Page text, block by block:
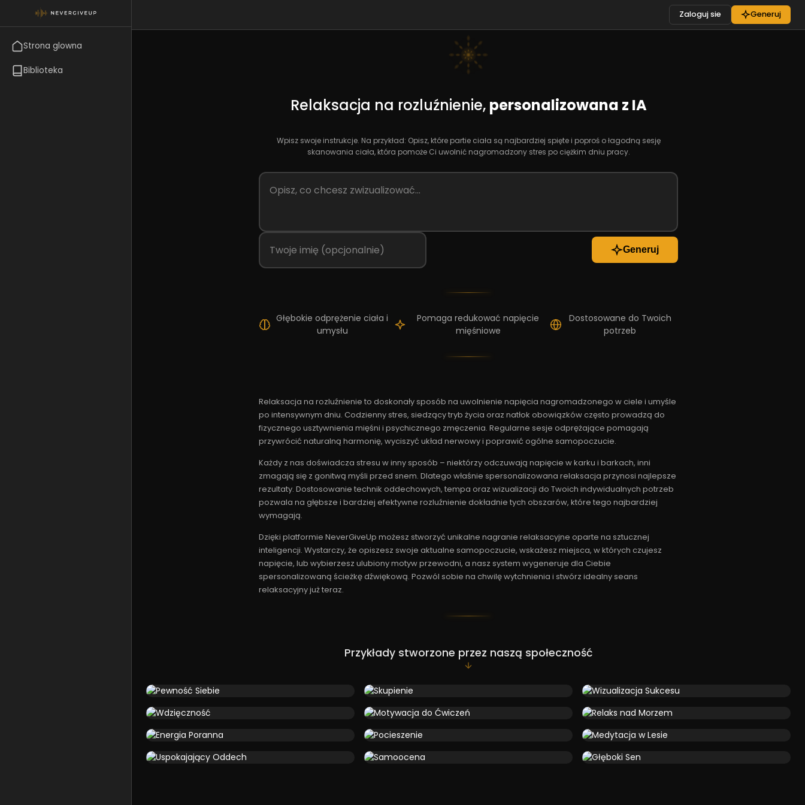
Strona glowna
Biblioteka
Zaloguj sie Generuj
Relaksacja na rozluźnienie, personalizowana z IA
Wpisz swoje instrukcje. Na przykład: Opisz, które partie ciała są najbardziej spięte i poproś o łagodną sesję
skanowania ciała, która pomoże Ci uwolnić nagromadzony stres po ciężkim dniu pracy.
Generuj
Głębokie odprężenie ciała i
umysłu
Pomaga redukować napięcie
mięśniowe
Dostosowane do Twoich
potrzeb
Relaksacja na rozluźnienie to doskonały sposób na uwolnienie napięcia nagromadzonego w ciele i umyśle
po intensywnym dniu. Codzienny stres, siedzący tryb życia oraz natłok obowiązków często prowadzą do
fizycznego usztywnienia mięśni i psychicznego zmęczenia. Regularne sesje odprężające pomagają
przywrócić naturalną harmonię, wyciszyć układ nerwowy i poprawić ogólne samopoczucie.
Każdy z nas doświadcza stresu w inny sposób – niektórzy odczuwają napięcie w karku i barkach, inni
zmagają się z gonitwą myśli przed snem. Dlatego właśnie spersonalizowana relaksacja przynosi najlepsze
rezultaty. Dostosowanie technik oddechowych, tempa oraz wizualizacji do Twoich indywidualnych potrzeb
pozwala na głębsze i bardziej efektywne rozluźnienie dokładnie tych obszarów, które tego najbardziej
wymagają.
Dzięki platformie NeverGiveUp możesz stworzyć unikalne nagranie relaksacyjne oparte na sztucznej
inteligencji. Wystarczy, że opiszesz swoje aktualne samopoczucie, wskażesz miejsca, w których czujesz
napięcie, lub wybierzesz ulubiony motyw przewodni, a nasz system wygeneruje dla Ciebie
spersonalizowaną ścieżkę dźwiękową. Pozwól sobie na chwilę wytchnienia i stwórz idealny seans
relaksacyjny już teraz.
Przykłady stworzone przez naszą społeczność